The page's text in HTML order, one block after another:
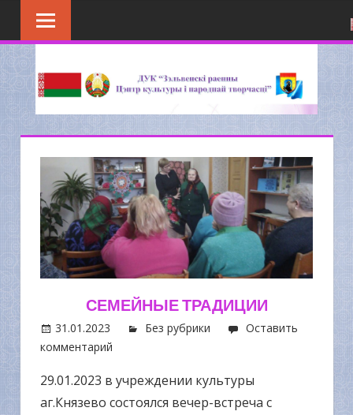
Перейти
СЕМЕЙНЫЕ ТРАДИЦИИ
31.01.2023 Без рубрики
Оставить
комментарий
29.01.2023 в учреждении культуры
аг.Князево состоялся вечер-встреча с